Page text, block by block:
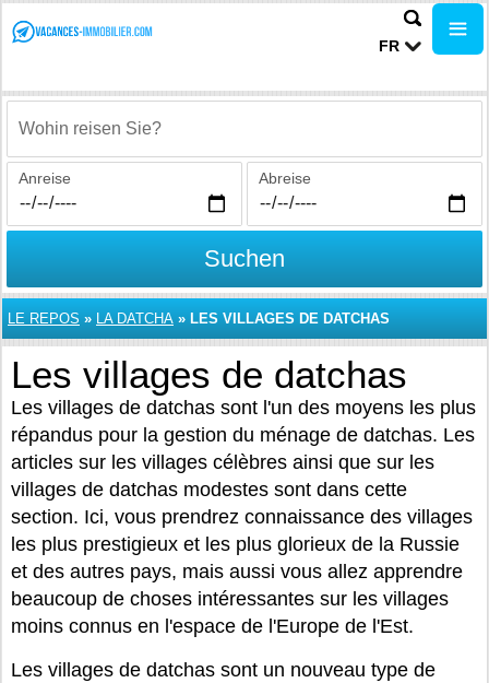
FR
Wohin reisen Sie?
Anreise Abreise
Suchen
LE REPOS » LA DATCHA » LES VILLAGES DE DATCHAS
Les villages de datchas
Les villages de datchas sont l'un des moyens les plus
répandus pour la gestion du ménage de datchas. Les
articles sur les villages célèbres ainsi que sur les
villages de datchas modestes sont dans cette
section. Ici, vous prendrez connaissance des villages
les plus prestigieux et les plus glorieux de la Russie
et des autres pays, mais aussi vous allez apprendre
beaucoup de choses intéressantes sur les villages
moins connus en l'espace de l'Europe de l'Est.
Les villages de datchas sont un nouveau type de